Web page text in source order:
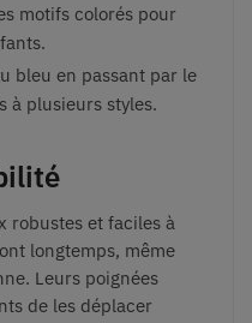
motifs colorés pour
bleu en passant par le
à plusieurs styles.
robustes et faciles à
longtemps, même
Leurs poignées
de les déplacer